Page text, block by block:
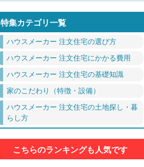
特集カテゴリ一覧
ハウスメーカー 注文住宅の選び方
ハウスメーカー 注文住宅にかかる費用
ハウスメーカー 注文住宅の基礎知識
家のこだわり（特徴・設備）
ハウスメーカー 注文住宅の土地探し・暮
らし方
こちらのランキングも人気です